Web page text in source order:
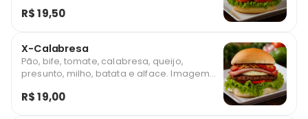
R$ 19,50
X-Calabresa
Pão, bife, tomate, calabresa, queijo,
presunto, milho, batata e alface. Imagem
R$ 19,00